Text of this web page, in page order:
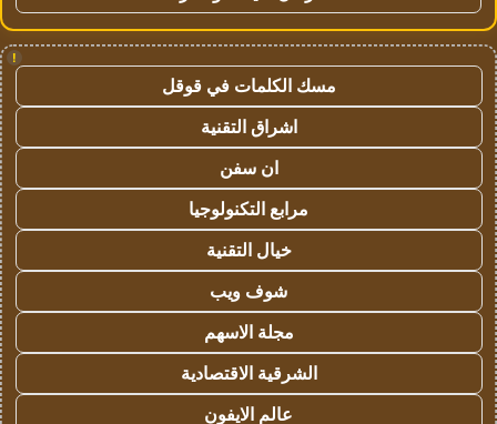
!
مسك الكلمات في قوقل
اشراق التقنية
ان سفن
مرابع التكنولوجيا
خيال التقنية
شوف ويب
مجلة الاسهم
الشرقية الاقتصادية
عالم الايفون